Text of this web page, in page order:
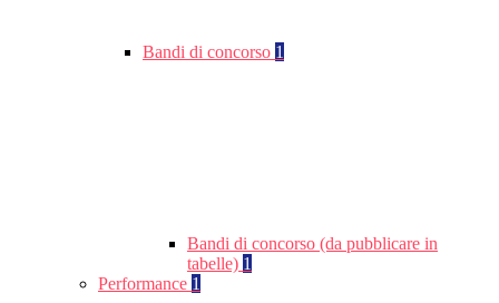
Bandi di concorso 1
Bandi di concorso (da pubblicare in
tabelle) 1
Performance 1